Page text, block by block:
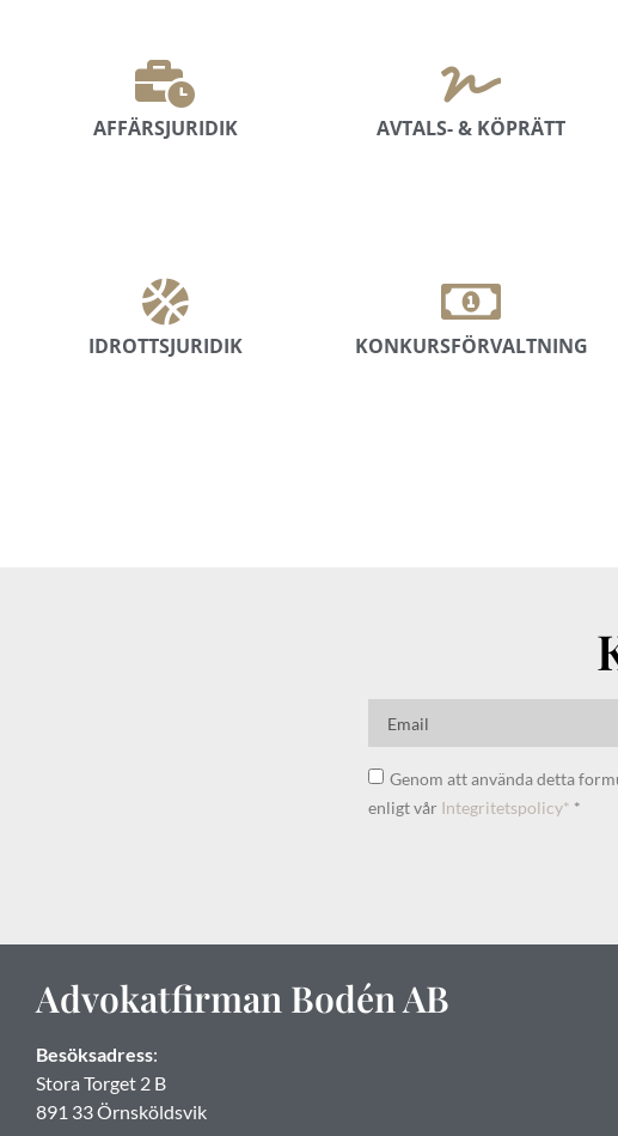
AFFÄRSJURIDIK AVTALS- & KÖPRÄTT
IDROTTSJURIDIK KONKURSFÖRVALTNING
Genom att använda detta
enligt vår Integritetspolicy* *
Advokatfirman Bodén AB
Besöksadress:
Stora Torget 2 B
891 33 Örnsköldsvik